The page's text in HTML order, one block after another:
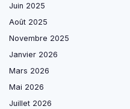
Juin 2025
Août 2025
Novembre 2025
Janvier 2026
Mars 2026
Mai 2026
Juillet 2026